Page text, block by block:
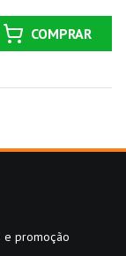
COMPRAR
e promoção